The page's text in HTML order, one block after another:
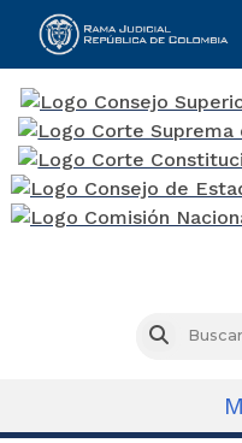
Buscar